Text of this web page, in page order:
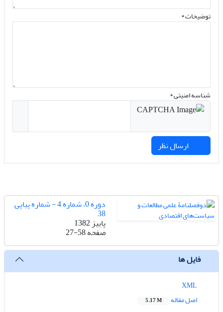
توضیحات *
شناسه امنیتی *
دوره 0، شماره 4 - شماره پیاپی
38
پاییز 1382
صفحه27-58
فایل ها
اصل مقاله
5.17 M